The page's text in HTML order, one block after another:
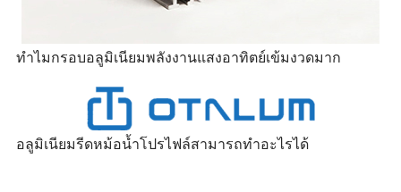
ทำไมกรอบอลูมิเนียมพลังงานแสงอาทิตย์เข้มงวดมาก
อลูมิเนียมรีดหม้อน้ำโปรไฟล์สามารถทำอะไรได้